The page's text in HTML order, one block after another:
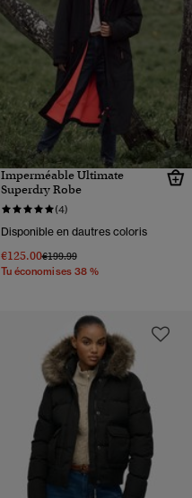
Imperméable Ultimate
Superdry Robe
(4)
Disponible en dautres coloris
€125.00Prix réduit de
€199.99à
Tu économises 38 %